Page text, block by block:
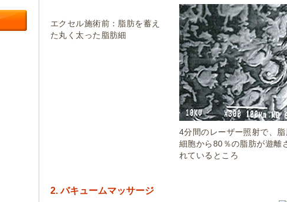
エクセル施術前：脂肪を蓄え
た丸く太った脂肪細
4分間のレーザー照射で、
細胞から80％の脂肪が遊離
れているところ
2. バキュームマッサージ